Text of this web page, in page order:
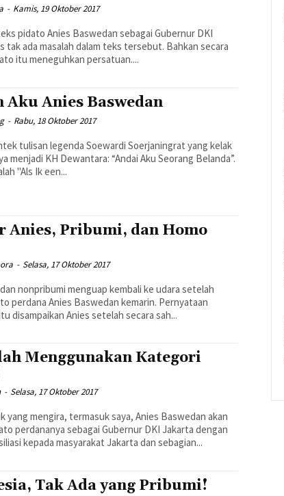
- Kamis, 19 Oktober 2017
pidato Anies Baswedan sebagai Gubernur DKI
tak ada masalah dalam teks tersebut. Bahkan secara
itu meneguhkan persatuan....
Aku Anies Baswedan
- Rabu, 18 Oktober 2017
tulisan legenda Soewardi Soerjaningrat yang kelak
menjadi KH Dewantara: “Andai Aku Seorang Belanda”.
"Als Ik een...
Anies, Pribumi, dan Homo
- Selasa, 17 Oktober 2017
nonpribumi menguap kembali ke udara setelah
perdana Anies Baswedan kemarin. Pernyataan
disampaikan Anies setelah secara sah...
Menggunakan Kategori
- Selasa, 17 Oktober 2017
perdananya sebagai Gubernur DKI Jakarta dengan
kepada masyarakat Jakarta dan sebagian...
Tak Ada yang Pribumi!